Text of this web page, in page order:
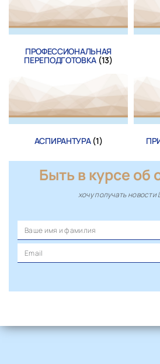
ПРОФЕССИОНАЛЬНАЯ
ПЕРЕПОДГОТОВКА (13)
АСПИРАНТУРА (1)
Быть в курсе об
хочу получать новости